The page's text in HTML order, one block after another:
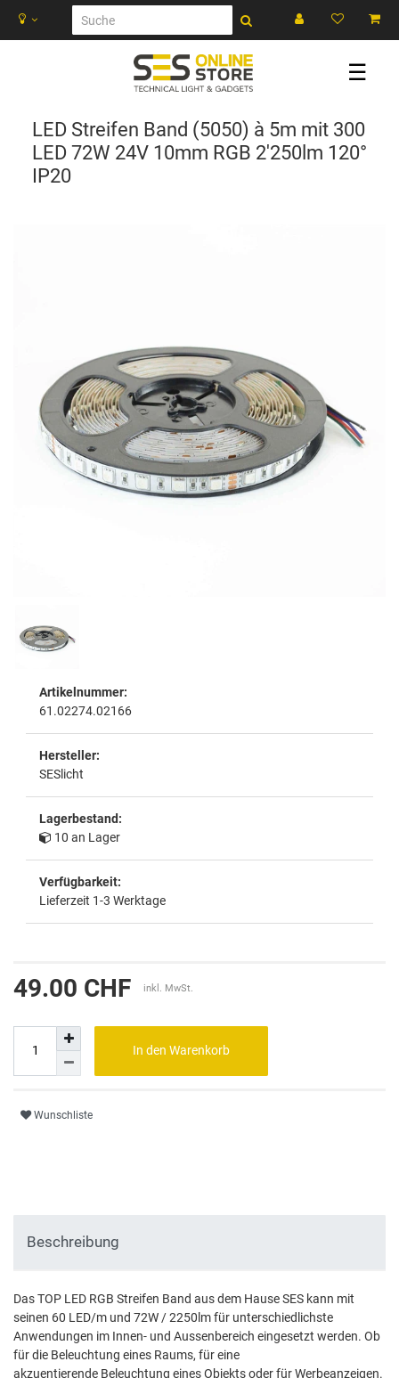
☰
LED Streifen Band (5050) à 5m mit 300
LED 72W 24V 10mm RGB 2'250lm 120°
IP20
Artikelnummer:
61.02274.02166
Hersteller:
SESlicht
Lagerbestand:
10 an Lager
Verfügbarkeit:
Lieferzeit 1-3 Werktage
49.00 CHF inkl. MwSt.
In den Warenkorb
Wunschliste
Beschreibung
Das TOP LED RGB Streifen Band aus dem Hause SES kann mit
seinen 60 LED/m und 72W / 2250lm für unterschiedlichste
Anwendungen im Innen- und Aussenbereich eingesetzt werden. Ob
für die Beleuchtung eines Raums, für eine
akzuentierende Beleuchtung eines Objekts oder für Werbeanzeigen.